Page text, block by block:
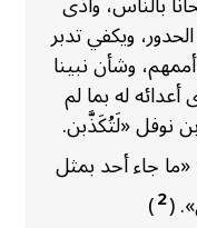
ويكفي تدبر
وشأن نبينا
له بما لم
نوفل «لَتُكَذَّبن.
جاء أحد بمثل
(
2
)